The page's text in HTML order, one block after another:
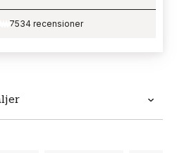
7534 recensioner